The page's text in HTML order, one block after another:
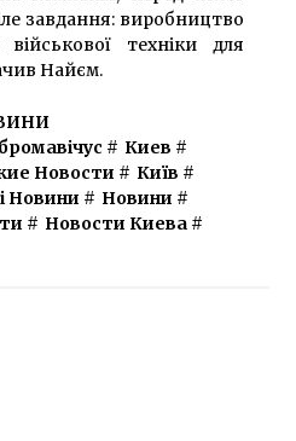
завдання: виробництво
техніки для
Найєм.
# Киев #
Новости # Київ #
Новини # Новини #
# Новости Киева#